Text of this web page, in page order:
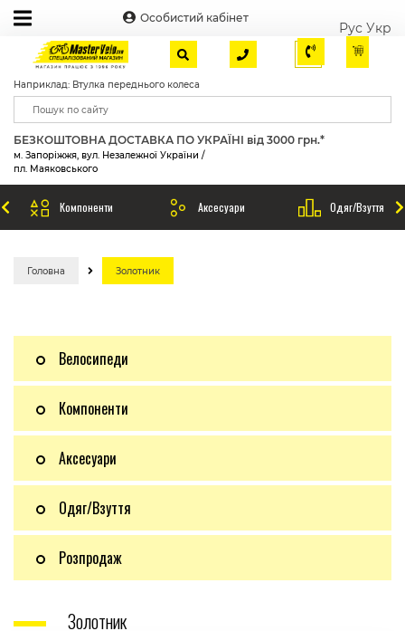
Особистий кабінет
Рус Укр
Наприклад: Втулка переднього колеса
БЕЗКОШТОВНА ДОСТАВКА ПО УКРАЇНІ від 3000 грн.*
м. Запоріжжя, вул. Незалежної України /
пл. Маяковського
Компоненти Аксесуари Одяг/Взуття
Головна Золотник
Велосипеди
Компоненти
Аксесуари
Одяг/Взуття
Розпродаж
Золотник